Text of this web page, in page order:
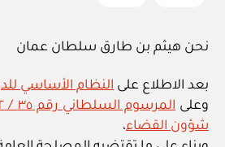
نحن هيثم بن طارق سلطان عمان
بعد الاطلاع على النظام الأساسي
وعلى
شؤون القضاء،